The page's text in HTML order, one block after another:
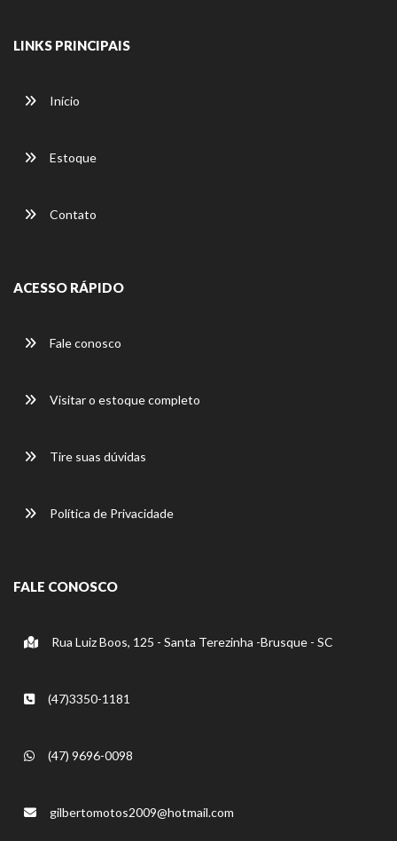
LINKS PRINCIPAIS
Início
Estoque
Contato
ACESSO RÁPIDO
Fale conosco
Visitar o estoque completo
Tire suas dúvidas
Política de Privacidade
FALE CONOSCO
Rua Luiz Boos, 125 - Santa Terezinha -Brusque - SC
(47)3350-1181
(47) 9696-0098
gilbertomotos2009@hotmail.com